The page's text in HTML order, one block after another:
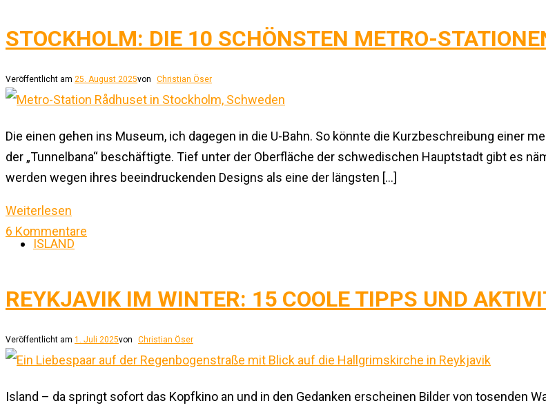
STOCKHOLM: DIE 10 SCHÖNSTEN METRO-
Veröffentlicht am 25. August 2025von Christian Öser
Die einen gehen ins Museum, ich dagegen in die U-Bahn. So könnte die Kurzbeschreibung einer
der „Tunnelbana“ beschäftigte. Tief unter der Oberfläche der schwedischen Hauptstadt gibt es
werden wegen ihres beeindruckenden Designs als eine der längsten […]
Weiterlesen
6 Kommentare
ISLAND
REYKJAVIK IM WINTER: 15 COOLE TIPPS UND
Veröffentlicht am 1. Juli 2025von Christian Öser
Island – da springt sofort das Kopfkino an und in den Gedanken erscheinen Bilder von tosenden